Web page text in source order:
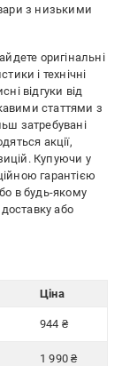
з низькими
оригінальні
і технічні
відгуки від
статтями з
затребувані
акції,
Купуючи у
гарантією
в будь-якому
або
Ціна
944 ₴
1 990 ₴